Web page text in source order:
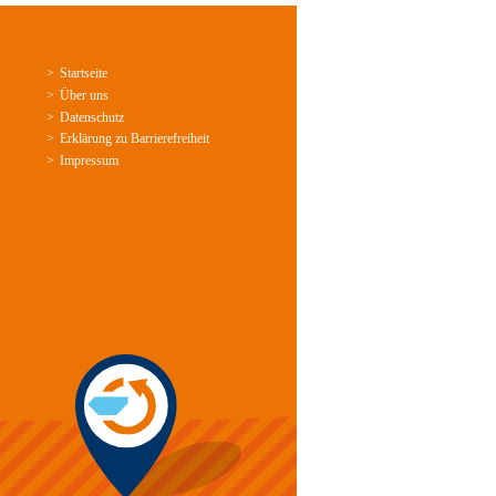
Startseite
Über uns
Datenschutz
Erklärung zu Barrierefreiheit
Impressum